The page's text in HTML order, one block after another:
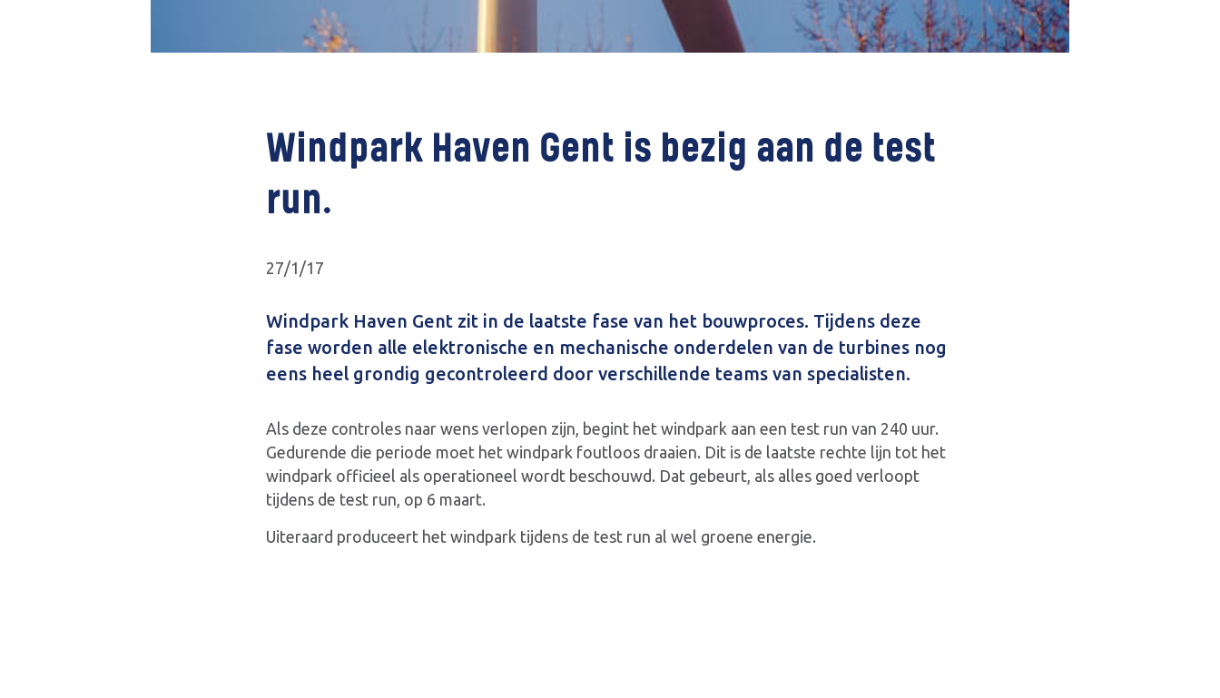
Windpark Haven Gent is bezig aan de test
run.
27/1/17
Windpark Haven Gent zit in de laatste fase van het bouwproces. Tijdens deze
fase worden alle elektronische en mechanische onderdelen van de turbines nog
eens heel grondig gecontroleerd door verschillende teams van specialisten.
Als deze controles naar wens verlopen zijn, begint het windpark aan een test run van 240 uur.
Gedurende die periode moet het windpark foutloos draaien. Dit is de laatste rechte lijn tot het
windpark officieel als operationeel wordt beschouwd. Dat gebeurt, als alles goed verloopt
tijdens de test run, op 6 maart.
Uiteraard produceert het windpark tijdens de test run al wel groene energie.